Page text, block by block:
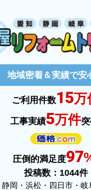
のおきものおきさん
年12月26日 18:45
品をスムーズに注文できまし
からの連絡や対応は適切でした
包は必要十分なものでしたか？
ショップを利用したいですか？
地域密着＆実績で安
ご利用件数15万
工事実績5万件
圧倒的満足度97
投稿数： 1044件
岡・浜松・四日市・岐